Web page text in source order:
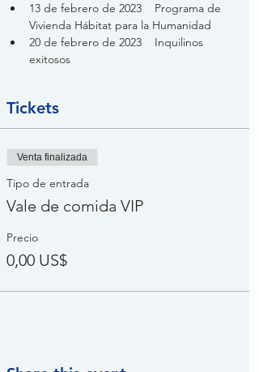
13 de febrero de 2023    Programa de
Vivienda Hábitat para la Humanidad
20 de febrero de 2023    Inquilinos
exitosos
Tickets
Venta finalizada
Tipo de entrada
Vale de comida VIP
Precio
0,00 US$